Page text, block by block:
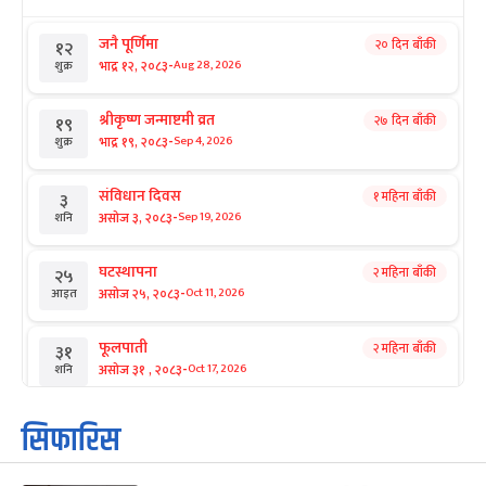
१२
शुक्र
जनै पूर्णिमा
भाद्र १२, २०८३-Aug 28, 2026
२० दिन बाँकी
१९
शुक्र
श्रीकृष्ण जन्माष्टमी व्रत
भाद्र १९, २०८३-Sep 4, 2026
२७ दिन बाँकी
३
शनि
संविधान दिवस
असोज ३, २०८३-Sep 19, 2026
१ महिना बाँकी
२५
आइत
घटस्थापना
असोज २५, २०८३-Oct 11, 2026
२ महिना बाँकी
३१
शनि
फूलपाती
असोज ३१ , २०८३-Oct 17, 2026
२ महिना बाँकी
१
आइत
कार्तिक सङ्क्रान्ति
कार्तिक १, २०८३
सिफारिस